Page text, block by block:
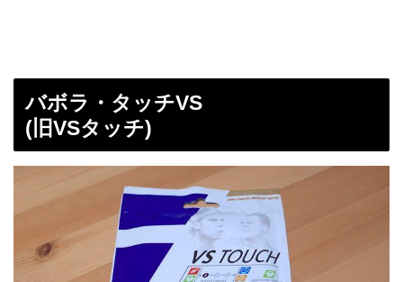
バボラ・タッチVS
(旧VSタッチ)